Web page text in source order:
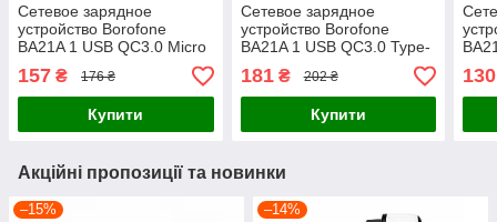
Сетевое зарядное
устройство Borofone
BA21A 1 USB QC3.0 Micro
157 ₴ 176 ₴
Купити
Сетевое зарядное
устройство Borofone
BA21A 1 USB QC3.0 Type-
181₴ 202 ₴
Купити
130
Акційні пропозиції та новинки
–15% –14%